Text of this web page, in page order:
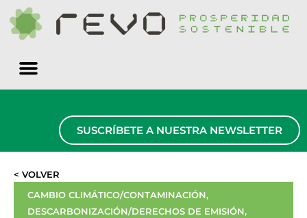
SUSCRÍBETE A NUESTRA NEWSLETTER
< VOLVER
CAMBIO CLIMÁTICO/CONTAMINACIÓN,
DESCARBONIZACIÓN/DERECHOS DE EMISIÓN,